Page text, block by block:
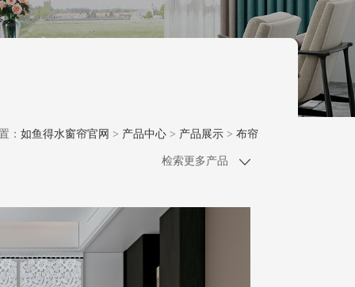
： 如鱼得水窗帘官网 > 产品中心 > 产品展示 > 布帘
检索更多产品